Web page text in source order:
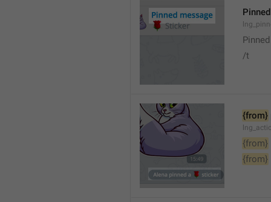
/t
{from}
{from}
{from}